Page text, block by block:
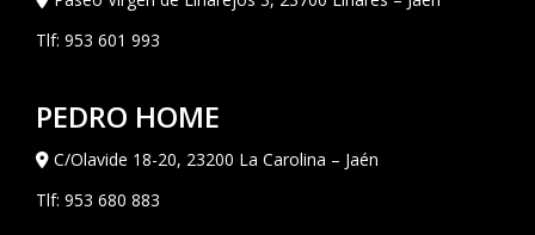
Tlf: 953 601 993
PEDRO HOME
C/Olavide 18-20, 23200 La Carolina – Jaén
Tlf: 953 680 883